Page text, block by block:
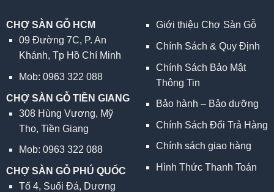
CHỢ SÀN GỖ HCM
09 Đường 7C, P. An
Khánh, Tp Hồ Chí Minh
Mob: 0963 322 088
CHỢ SÀN GỖ TIỀN GIANG
308 Hùng Vương, Mỹ
Tho, Tiền Giang
Mob: 0963 322 088
CHỢ SÀN GỖ PHÚ QUỐC
Tổ 4, Suối Đá, Dương
Giới thiệu Chợ Sàn Gỗ
Chính Sách & Quy Định
Chính Sách Bảo Mật
Thông Tin
Bảo hành – Bảo dưỡng
Chính Sách Đổi Trả Hàng
Chính sách giao hàng
Hình Thức Thanh Toán